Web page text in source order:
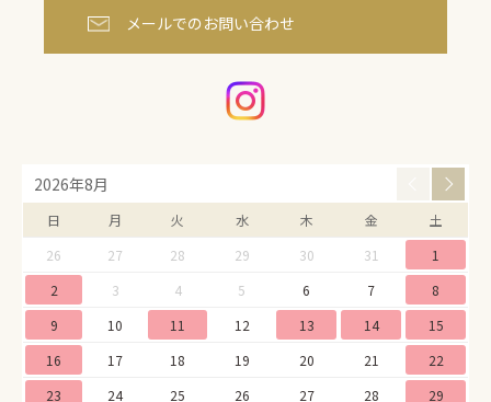
メールでのお問い合わせ
2026年8月
日 月 火 水 木 金
土
26
27 28 29 30 31
1
2
3 4 5 6 7
8
9
10 11 12 13 14
15
16
17 18 19 20 21
22
23
24 25 26 27 28
29